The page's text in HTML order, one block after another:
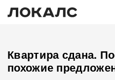
Квартира сдана.
похожие